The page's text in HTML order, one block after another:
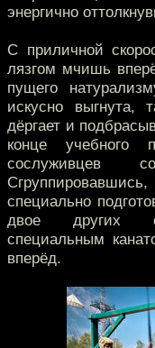
энергично
С приличной
лязгом мчишь
пущего
искусно выгнута,
дёргает и
конце учебного
сослуживцев
специально
двое других
специальным
вперёд.